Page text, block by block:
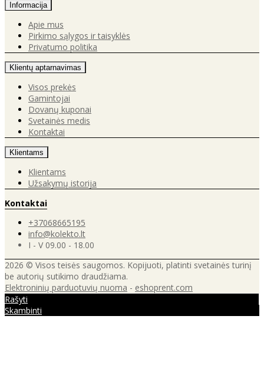
Informacija
Apie mus
Pirkimo sąlygos ir taisyklės
Privatumo politika
Klientų aptarnavimas
Visos prekės
Gamintojai
Dovanų kuponai
Svetainės medis
Kontaktai
Klientams
Klientams
Užsakymų istorija
Kontaktai
+37068665195
info@kolekto.lt
I - V 09.00 - 18.00
2026 © Visos teisės saugomos. Kopijuoti, platinti svetainės turinį
be autorių sutikimo draudžiama.
Elektroninių parduotuvių nuoma - eshoprent.com
Rašyti
Skambinti